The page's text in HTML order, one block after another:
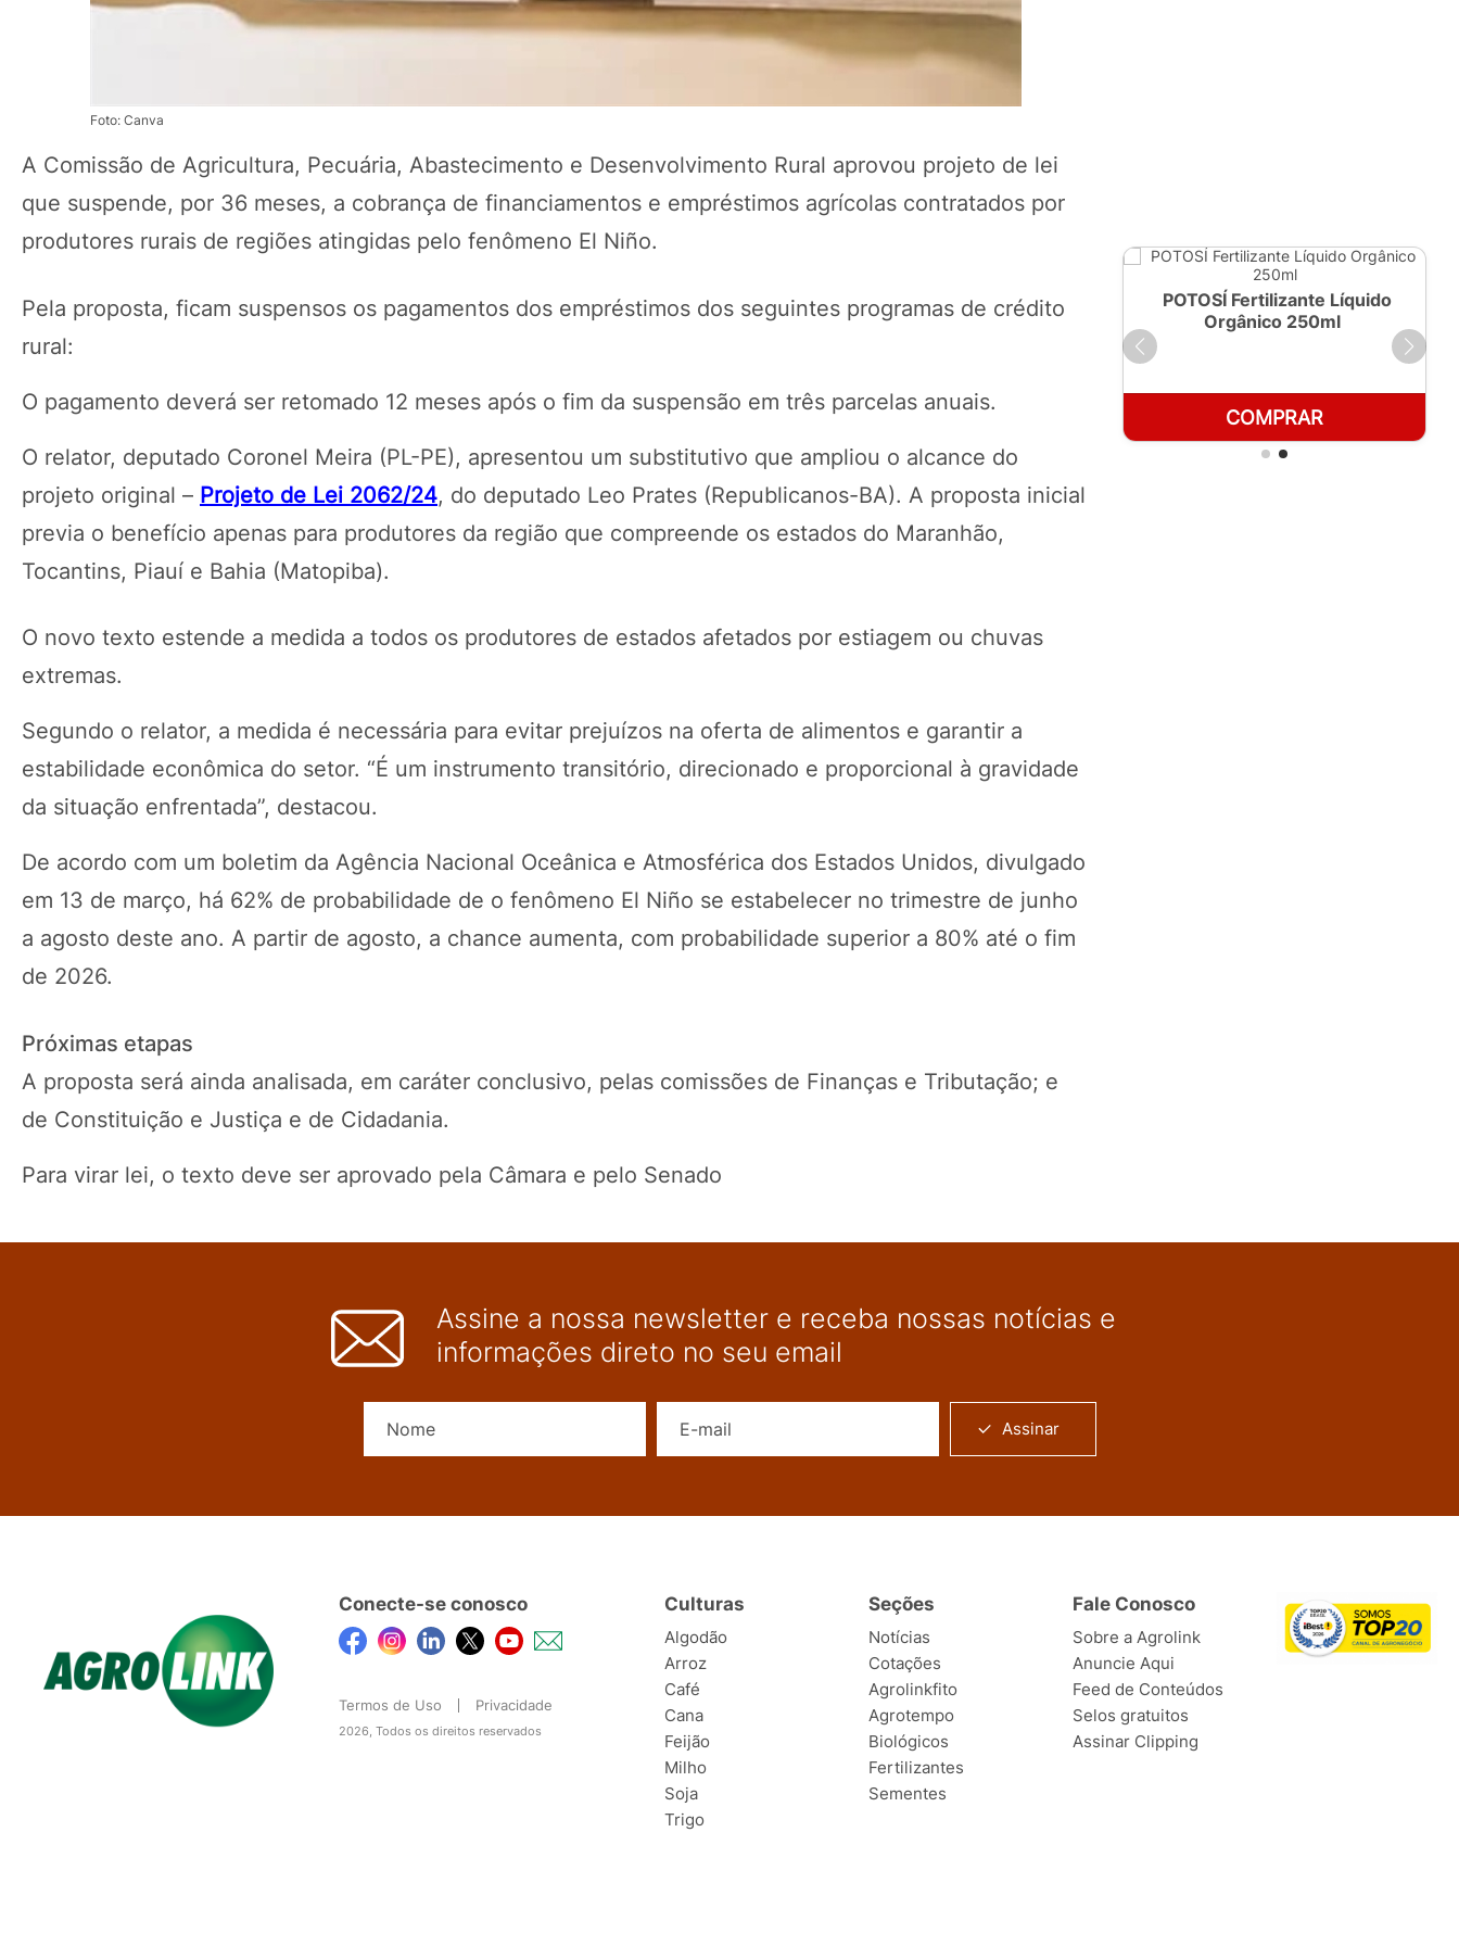
Foto: Canva
A Comissão de Agricultura, Pecuária, Abastecimento e Desenvolvimento Rural aprovou projeto de lei
que suspende, por 36 meses, a cobrança de financiamentos e empréstimos agrícolas contratados por
produtores rurais de regiões atingidas pelo fenômeno El Niño.
Pela proposta, ficam suspensos os pagamentos dos empréstimos dos seguintes programas de crédito
rural:
O pagamento deverá ser retomado 12 meses após o fim da suspensão em três parcelas anuais.
O relator, deputado Coronel Meira (PL-PE), apresentou um substitutivo que ampliou o alcance do
projeto original – Projeto de Lei 2062/24, do deputado Leo Prates (Republicanos-BA). A proposta inicial
previa o benefício apenas para produtores da região que compreende os estados do Maranhão,
Tocantins, Piauí e Bahia (Matopiba).
O novo texto estende a medida a todos os produtores de estados afetados por estiagem ou chuvas
extremas.
Segundo o relator, a medida é necessária para evitar prejuízos na oferta de alimentos e garantir a
estabilidade econômica do setor. “É um instrumento transitório, direcionado e proporcional à gravidade
da situação enfrentada”, destacou.
De acordo com um boletim da Agência Nacional Oceânica e Atmosférica dos Estados Unidos, divulgado
em 13 de março, há 62% de probabilidade de o fenômeno El Niño se estabelecer no trimestre de junho
a agosto deste ano. A partir de agosto, a chance aumenta, com probabilidade superior a 80% até o fim
de 2026.
Próximas etapas
A proposta será ainda analisada, em caráter conclusivo, pelas comissões de Finanças e Tributação; e
de Constituição e Justiça e de Cidadania.
Para virar lei, o texto deve ser aprovado pela Câmara e pelo Senado
POTOSÍ Fertilizante Líquido
Orgânico 1 LT
COMPRAR
POTOSÍ Fertilizante Líquido
Orgânico 250ml
COMPRAR
Assine a nossa newsletter e receba nossas notícias e
informações direto no seu email
Assinar
Conecte-se conosco
Termos de Uso Privacidade
2026, Todos os direitos reservados
Culturas
Algodão
Arroz
Café
Cana
Feijão
Milho
Soja
Trigo
Seções
Notícias
Cotações
Agrolinkfito
Agrotempo
Biológicos
Fertilizantes
Sementes
Fale Conosco
Sobre a Agrolink
Anuncie Aqui
Feed de Conteúdos
Selos gratuitos
Assinar Clipping